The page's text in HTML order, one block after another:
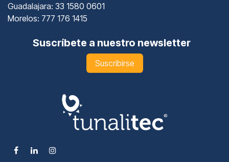
Guadalajara: 33 1580 0601
Morelos: 777 176 1415
Suscríbete a nuestro newsletter
Suscribirse